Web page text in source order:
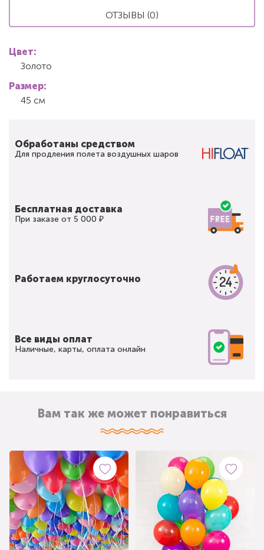
ОТЗЫВЫ (0)
Цвет:
Золото
Размер:
45 см
Обработаны средством
Для продления полета воздушных шаров
Бесплатная доставка
При заказе от 5 000 ₽
Работаем круглосуточно
Все виды оплат
Наличные, карты, оплата онлайн
Вам так же может понравиться